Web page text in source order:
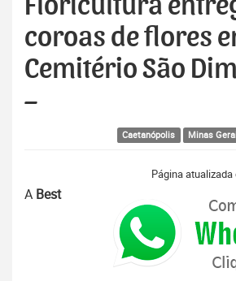
Floricultura
coroas de flores
Cemitério São
–
Caetanópolis Minas
Página
A Best